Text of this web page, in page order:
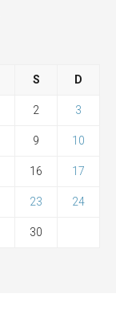
S D
2 3
9 10
16 17
23 24
30